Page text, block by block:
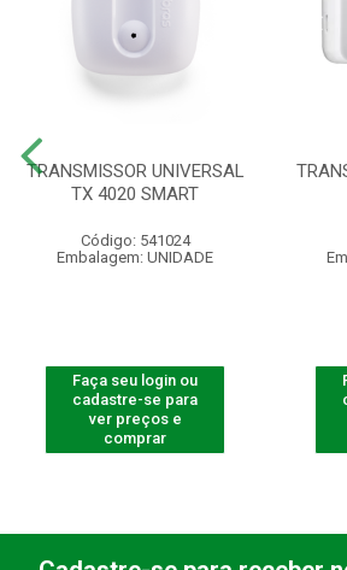
TRANSMISSOR UNIVERSAL
TX 4020 SMART
Código: 541024
Embalagem: UNIDADE
Faça seu login ou
cadastre-se para
ver preços e
comprar